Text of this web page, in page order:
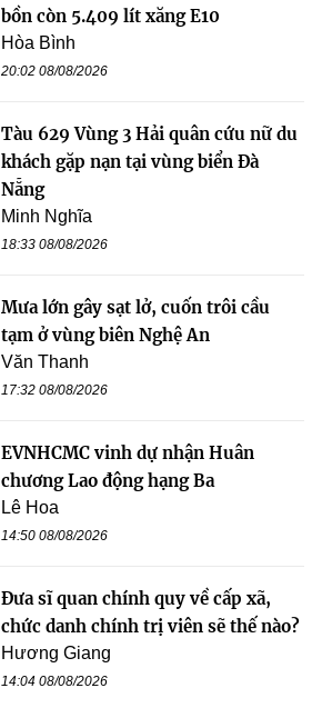
bồn còn 5.409 lít xăng E10
Hòa Bình
20:02 08/08/2026
Tàu 629 Vùng 3 Hải quân cứu nữ du
khách gặp nạn tại vùng biển Đà
Nẵng
Minh Nghĩa
18:33 08/08/2026
Mưa lớn gây sạt lở, cuốn trôi cầu
tạm ở vùng biên Nghệ An
Văn Thanh
17:32 08/08/2026
EVNHCMC vinh dự nhận Huân
chương Lao động hạng Ba
Lê Hoa
14:50 08/08/2026
Đưa sĩ quan chính quy về cấp xã,
chức danh chính trị viên sẽ thế nào?
Hương Giang
14:04 08/08/2026